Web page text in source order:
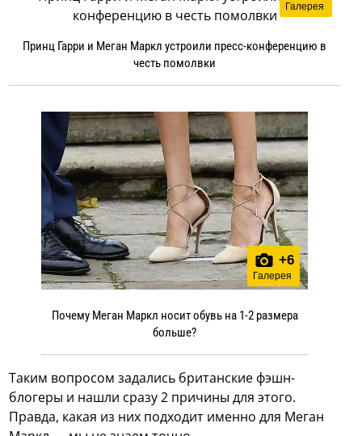
Галерея
Принц Гарри и Меган Маркл устроили пресс-конференцию в
честь помолвки
+6
Галерея
Почему Меган Маркл носит обувь на 1-2 размера
больше?
Таким вопросом задались британские фэшн-
блогеры и нашли сразу 2 причины для этого.
Правда, какая из них подходит именно для Меган